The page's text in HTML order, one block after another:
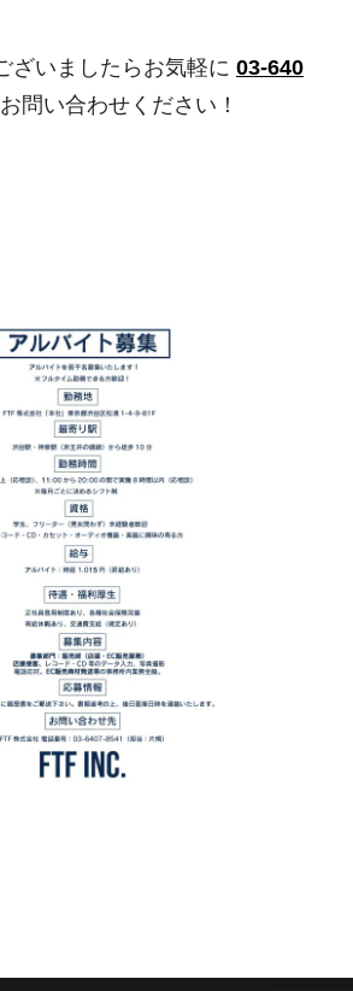
ざいましたらお気軽に 03-640
問い合わせください！